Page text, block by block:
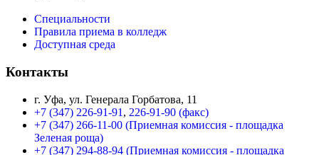
Специальности
Правила приема в колледж
Доступная среда
Контакты
г. Уфа, ул. Генерала Горбатова, 11
+7 (347) 226-91-91 , 226-91-90 (факс)
+7 (347) 266-11-00 (Приемная комиссия - площадка
Зеленая роща)
+7 (347) 294-88-94 (Приемная комиссия - площадка